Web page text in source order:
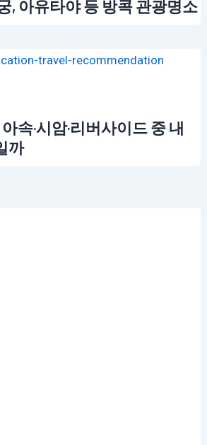
, 아유타야 등 방콕 관광명소
속·시암·리버사이드 중 내
까